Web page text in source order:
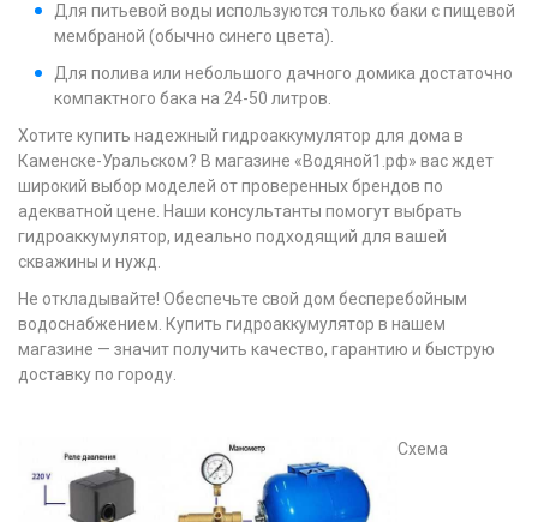
Для питьевой воды используются только баки с пищевой
мембраной (обычно синего цвета).
Для полива или небольшого дачного домика достаточно
компактного бака на 24-50 литров.
Хотите купить надежный гидроаккумулятор для дома в
Каменске-Уральском? В магазине «Водяной1.рф» вас ждет
широкий выбор моделей от проверенных брендов по
адекватной цене. Наши консультанты помогут выбрать
гидроаккумулятор, идеально подходящий для вашей
скважины и нужд.
Не откладывайте! Обеспечьте свой дом бесперебойным
водоснабжением. Купить гидроаккумулятор в нашем
магазине — значит получить качество, гарантию и быструю
доставку по городу.
Схема